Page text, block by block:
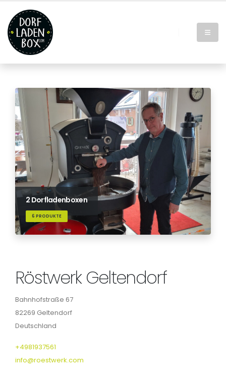
2 Dorfladenboxen
6 PRODUKTE
Röstwerk Geltendorf
Bahnhofstraße 67
82269 Geltendorf
Deutschland
+4981937561
info@roestwerk.com